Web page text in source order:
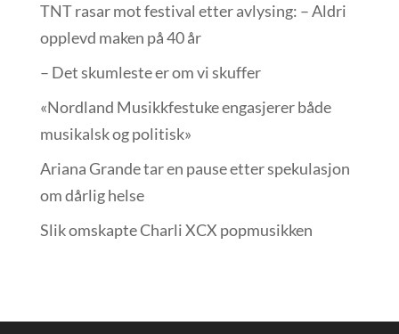
TNT rasar mot festival etter avlysing: – Aldri
opplevd maken på 40 år
– Det skumleste er om vi skuffer
«Nordland Musikkfest­uke engasjerer både
musikalsk og politisk»
Ariana Grande tar en pause etter spekulasjon
om dårlig helse
Slik omskapte Charli XCX popmusikken